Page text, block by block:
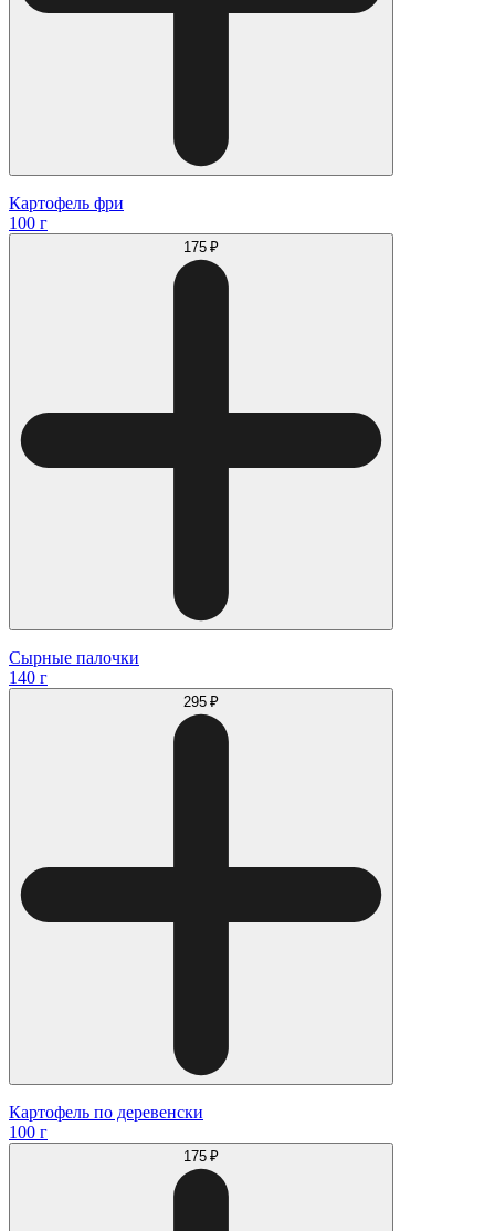
Картофель фри
100 г
175 ₽
Сырные палочки
140 г
295 ₽
Картофель по деревенски
100 г
175 ₽